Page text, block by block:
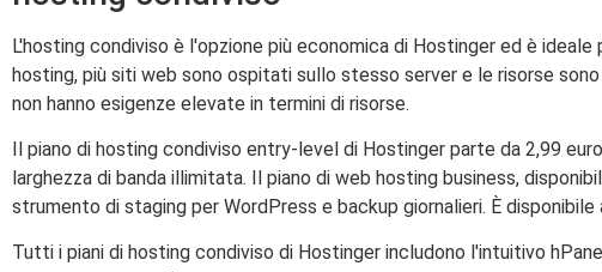
L'hosting condiviso è l'opzione più economica di Hostinger ed è
hosting, più siti web sono ospitati sullo stesso server e le risorse
non hanno esigenze elevate in termini di risorse.
Il piano di hosting condiviso entry-level di Hostinger parte da 2,99
larghezza di banda illimitata. Il piano di web hosting business,
strumento di staging per WordPress e backup giornalieri. È
Tutti i piani di hosting condiviso di Hostinger includono l'intuitivo